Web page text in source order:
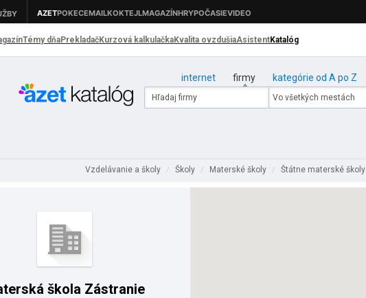
internet firmy kategórie od A po Z
Vzdelávanie a školy / Školy / Materské školy / Štátne materské školy
škola Zástranie